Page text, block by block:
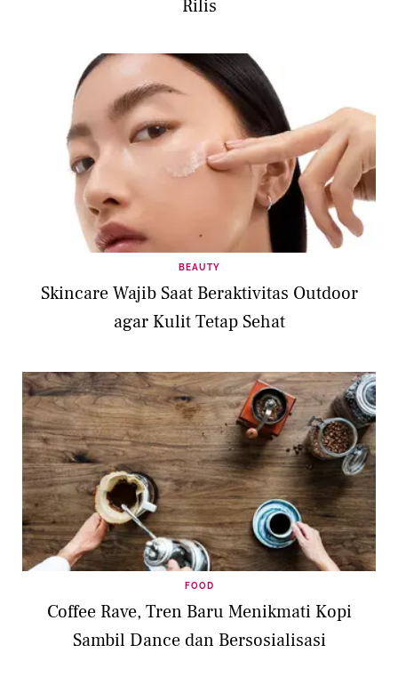
Rilis
BEAUTY
Skincare Wajib Saat Beraktivitas Outdoor
agar Kulit Tetap Sehat
FOOD
Coffee Rave, Tren Baru Menikmati Kopi
Sambil Dance dan Bersosialisasi